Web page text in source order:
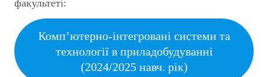
факультеті:
Комп’ютерно-інтегровані системи та
технології в приладобудуванні
(2024/2025 навч. рік)